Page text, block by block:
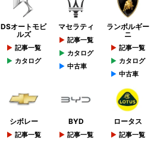
DSオートモビ
ルズ
記事一覧
カタログ
マセラティ
記事一覧
カタログ
中古車
ランボルギー
ニ
記事一覧
カタログ
中古車
シボレー
記事一覧
BYD
記事一覧
ロータス
記事一覧